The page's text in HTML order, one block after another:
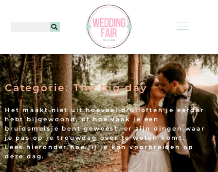
Categorie: The big day
Het maakt niet uit hoeveel bruiloften je eerder
hebt bijgewoond, of hoe vaak je een
bruidsmeisje bent geweest, er zijn dingen waar
je pas op je trouwdag over te weten komt.
Lees hieronder hoe jij je kan voorbreiden op
deze dag.